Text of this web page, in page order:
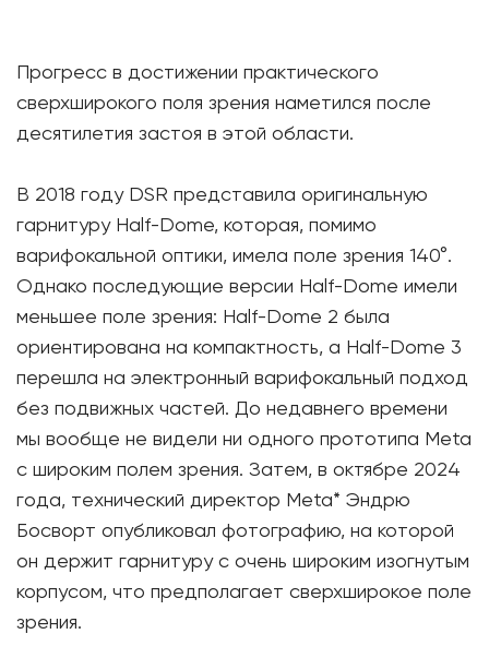
Прогресс в достижении практического
сверхширокого поля зрения наметился после
десятилетия застоя в этой области.
В 2018 году DSR представила оригинальную
гарнитуру Half-Dome, которая, помимо
варифокальной оптики, имела поле зрения 140°.
Однако последующие версии Half-Dome имели
меньшее поле зрения: Half-Dome 2 была
ориентирована на компактность, а Half-Dome 3
перешла на электронный варифокальный подход
без подвижных частей. До недавнего времени
мы вообще не видели ни одного прототипа Meta
с широким полем зрения. Затем, в октябре 2024
года, технический директор Meta* Эндрю
Босворт опубликовал фотографию, на которой
он держит гарнитуру с очень широким изогнутым
корпусом, что предполагает сверхширокое поле
зрения.